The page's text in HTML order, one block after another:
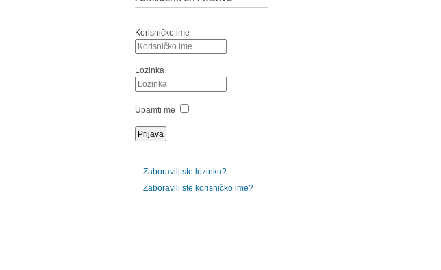
Korisničko ime
Lozinka
Upamti me
Zaboravili ste lozinku?
Zaboravili ste korisničko ime?